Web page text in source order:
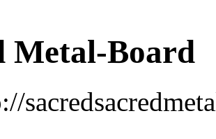
Metal-Board